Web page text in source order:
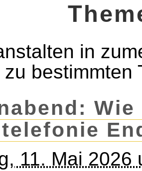
in
bestimmten
11. Mai 2026